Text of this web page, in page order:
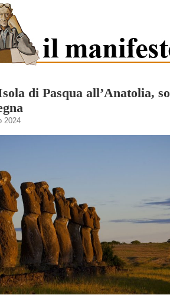
di Pasqua all’Anatolia,
2024